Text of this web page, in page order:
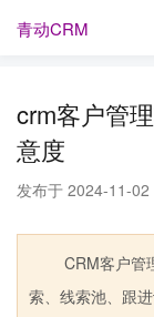
青动CRM
crm客户管
意度
发布于 2024-11-
CRM客户管理
索、线索池、跟